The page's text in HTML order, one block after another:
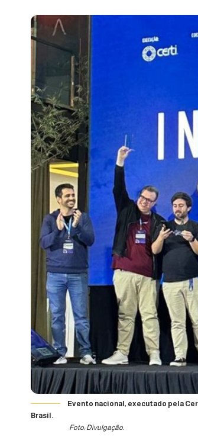
Evento nacional, executado pela
Brasil.
Foto: Divulgação.